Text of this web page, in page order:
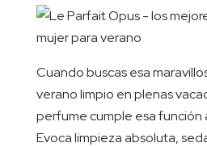
Cuando buscas esa
verano limpio en plenas
perfume cumple esa función
Evoca limpieza absoluta,